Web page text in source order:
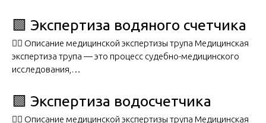
🟩 Экспертиза водяного счетчика
🧑‍⚖️ Описание медицинской экспертизы трупа Медицинская
экспертиза трупа — это процесс судебно-медицинского
исследования,…
🟩 Экспертиза водосчетчика
🧑‍⚖️ Описание медицинской экспертизы трупа Медицинская